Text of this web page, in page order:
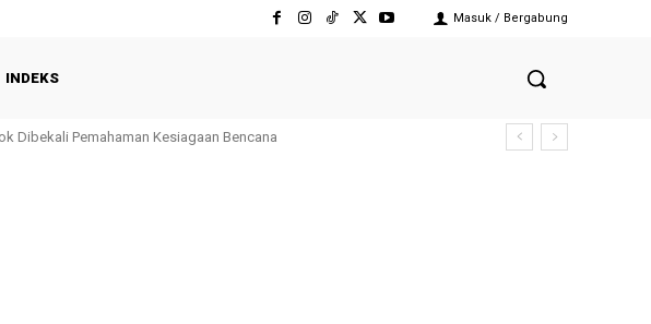
Masuk / Bergabung
INDEKS
Dibekali Pemahaman Kesiagaan Bencana